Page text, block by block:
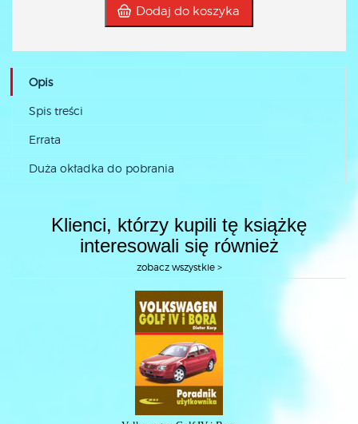
Dodaj do koszyka
Opis
Spis treści
Errata
Duża okładka do pobrania
Klienci, którzy kupili tę książkę
interesowali się również
zobacz wszystkie >